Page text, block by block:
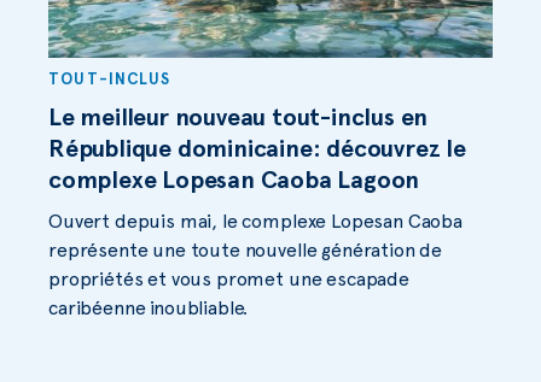
TOUT-INCLUS
Le meilleur nouveau tout-inclus en
République dominicaine: découvrez le
complexe Lopesan Caoba Lagoon
Ouvert depuis mai, le complexe Lopesan Caoba
représente une toute nouvelle génération de
propriétés et vous promet une escapade
caribéenne inoubliable.